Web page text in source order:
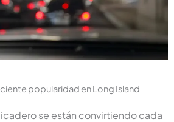
popularidad en Long Island
se están convirtiendo cada